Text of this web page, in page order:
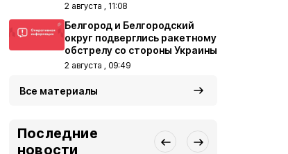
2 августа , 11:08
Белгород и Белгородский
округ подверглись ракетному
обстрелу со стороны Украины
2 августа , 09:49
Все материалы
Последние
новости